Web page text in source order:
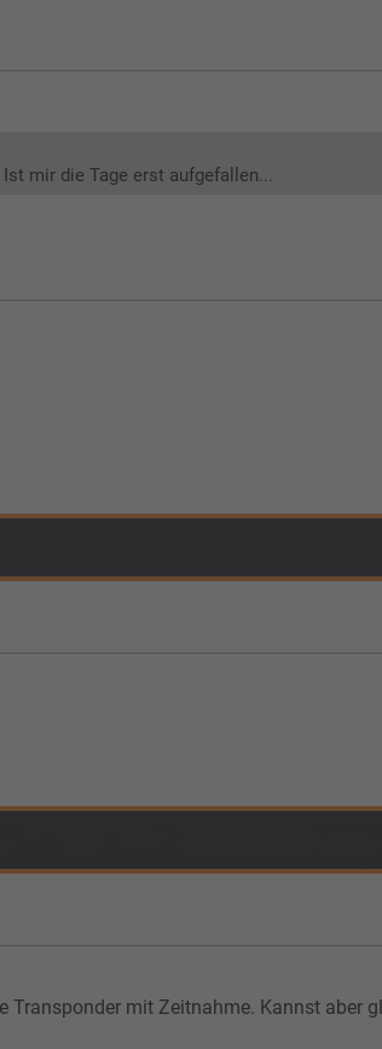
mir die Tage erst aufgefallen...
Transponder mit Zeitnahme. Kannst aber